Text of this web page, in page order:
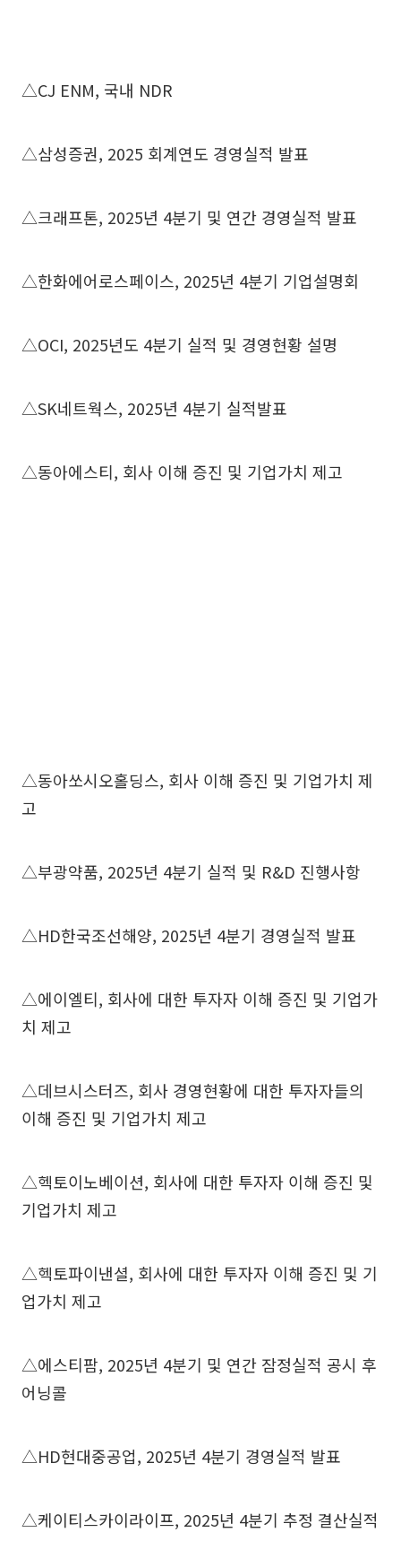
△CJ ENM, 국내 NDR
△삼성증권, 2025 회계연도 경영실적 발표
△크래프톤, 2025년 4분기 및 연간 경영실적 발표
△한화에어로스페이스, 2025년 4분기 기업설명회
△OCI, 2025년도 4분기 실적 및 경영현황 설명
△SK네트웍스, 2025년 4분기 실적발표
△동아에스티, 회사 이해 증진 및 기업가치 제고
△동아쏘시오홀딩스, 회사 이해 증진 및 기업가치 제
고
△부광약품, 2025년 4분기 실적 및 R&D 진행사항
△HD한국조선해양, 2025년 4분기 경영실적 발표
△에이엘티, 회사에 대한 투자자 이해 증진 및 기업가
치 제고
△데브시스터즈, 회사 경영현황에 대한 투자자들의
이해 증진 및 기업가치 제고
△헥토이노베이션, 회사에 대한 투자자 이해 증진 및
기업가치 제고
△헥토파이낸셜, 회사에 대한 투자자 이해 증진 및 기
업가치 제고
△에스티팜, 2025년 4분기 및 연간 잠정실적 공시 후
어닝콜
△HD현대중공업, 2025년 4분기 경영실적 발표
△케이티스카이라이프, 2025년 4분기 추정 결산실적